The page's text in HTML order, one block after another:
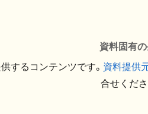
資料固有
するコンテンツです。 資料提供
合せくださ